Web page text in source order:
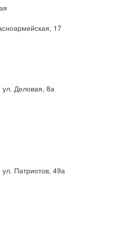
17
Деловая, 8а
Патриотов, 49а